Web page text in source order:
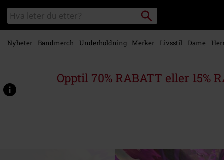
Skipp til
hovedinnhold
Søk
i
katalogen
Søk
Nyheter Bandmerch Underholdning Merker Livsstil Dame
Opptil 70% RABATT eller 15%